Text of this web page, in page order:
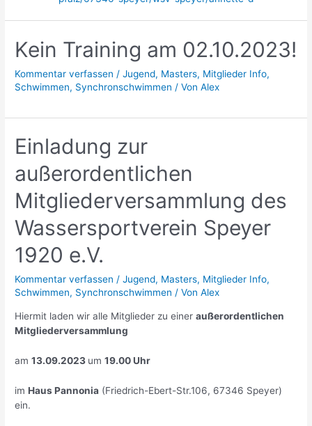
Kein Training am 02.10.2023!
Kommentar verfassen /Jugend, Masters, Mitglieder Info,
Schwimmen, Synchronschwimmen / VonAlex
Einladung zur
außerordentlichen
Mitgliederversammlung des
Wassersportverein Speyer
1920 e.V.
Kommentar verfassen /Jugend, Masters, Mitglieder Info,
Schwimmen, Synchronschwimmen / VonAlex
Hiermit laden wir alle Mitglieder zu eineraußerordentlichen
Mitgliederversammlung
am13.09.2023 um19.00 Uhr
imHaus Pannonia (Friedrich-Ebert-Str.106, 67346 Speyer)
ein.